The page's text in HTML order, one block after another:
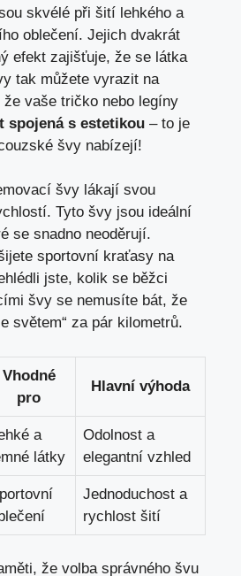
skvélé při šití lehkého a
oblečení. Jejich dvakrát
efekt zajišťuje, že se látka
tak můžete vyrazit na
vaše tričko nebo legíny
spojená s estetikou – to je
švy nabízejí!
švy lákají svou
Tyto švy jsou ideální
se snadno neoděrují.
sportovní kraťasy na
jste, kolik se běžci
švy se nemusíte bát, že
světem“ za pár kilometrů.
Vhodné
pro
Hlavní výhoda
a
látky
Odolnost a
elegantní vzhled
Jednoduchost a
rychlost šití
že volba správného švu